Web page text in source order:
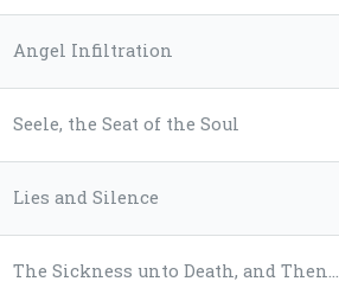
Angel Infiltration
Seele, the Seat of the Soul
Lies and Silence
The Sickness unto Death, and Then…